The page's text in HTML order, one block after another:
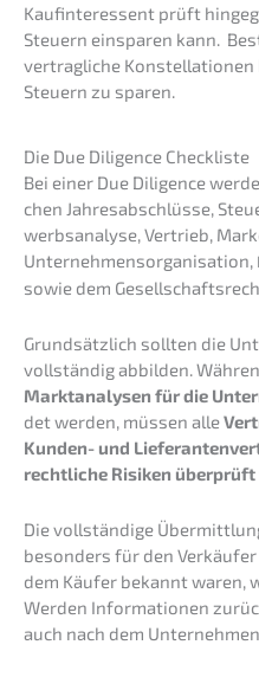
Kaufin­ter­es­sent prüft
Steuern einspa­ren kann.
vertrag­li­che Konstel­la­tio­nen
Steuern zu sparen.
Die Due Diligence Checkliste
Bei einer Due Diligence
chen Jahres­ab­schlüs­se,
werbs­ana­ly­se, Vertrieb,
Unter­neh­mens­or­ga­ni­sa­ti­on,
sowie dem
Grund­sätz­lich sollten die
vollstän­dig abbil­den.
Markt­ana­ly­sen für die
det werden, müssen alle
Kunden- und
recht­li­che Risiken überprüft
Die vollstän­di­ge
beson­ders für den
dem Käufer bekannt waren,
Werden Infor­ma­tio­nen
auch nach dem